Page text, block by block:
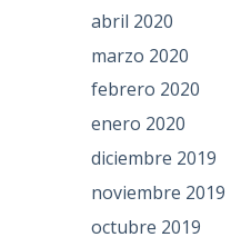
abril 2020
marzo 2020
febrero 2020
enero 2020
diciembre 2019
noviembre 2019
octubre 2019